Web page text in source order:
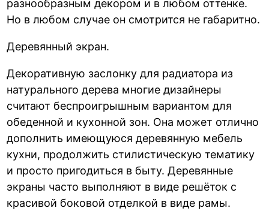
разнообразным декором и в любом оттенке.
Но в любом случае он смотрится не габаритно.
Деревянный экран.
Декоративную заслонку для радиатора из
натурального дерева многие дизайнеры
считают беспроигрышным вариантом для
обеденной и кухонной зон. Она может отлично
дополнить имеющуюся деревянную мебель
кухни, продолжить стилистическую тематику
и просто пригодиться в быту. Деревянные
экраны часто выполняют в виде решёток с
красивой боковой отделкой в виде рамы.